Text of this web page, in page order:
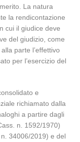
La natura
la rendicontazione
cui il giudice deve
del giudizio, come
parte l’effettivo
per l’esercizio del
e
richiamato dalla
a partire dagli
n.
1592/1970)
n. 34006/2019) e del